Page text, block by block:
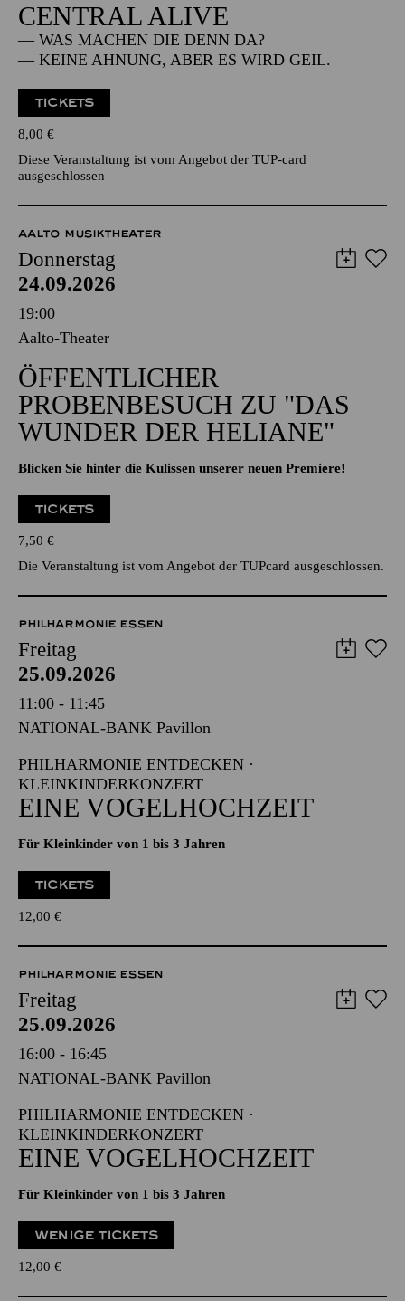
CENTRAL ALIVE
— WAS MACHEN DIE DENN DA?
— KEINE AHNUNG, ABER ES WIRD GEIL.
TICKETS
8,00 €
Diese Veranstaltung ist vom Angebot der TUP-card
ausgeschlossen
AALTO MUSIKTHEATER
Donnerstag
24.09.2026
19:00
Aalto-Theater
ÖFFENTLICHER
PROBENBESUCH ZU "DAS
WUNDER DER HELIANE"
Blicken Sie hinter die Kulissen unserer neuen Premiere!
TICKETS
7,50 €
Die Veranstaltung ist vom Angebot der TUPcard ausgeschlossen.
PHILHARMONIE ESSEN
Freitag
25.09.2026
11:00 - 11:45
NATIONAL-BANK Pavillon
PHILHARMONIE ENTDECKEN ·
KLEINKINDERKONZERT
EINE VOGELHOCHZEIT
Für Kleinkinder von 1 bis 3 Jahren
TICKETS
12,00 €
PHILHARMONIE ESSEN
Freitag
25.09.2026
16:00 - 16:45
NATIONAL-BANK Pavillon
PHILHARMONIE ENTDECKEN ·
KLEINKINDERKONZERT
EINE VOGELHOCHZEIT
Für Kleinkinder von 1 bis 3 Jahren
WENIGE TICKETS
12,00 €